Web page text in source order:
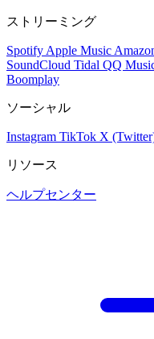
ストリーミング
Spotify Apple Music
SoundCloud Tidal QQ
Boomplay
ソーシャル
Instagram TikTok X
リソース
ヘルプセンター